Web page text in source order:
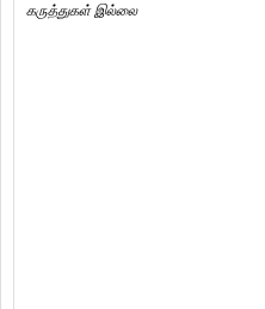
கருத்துகள் இல்லை